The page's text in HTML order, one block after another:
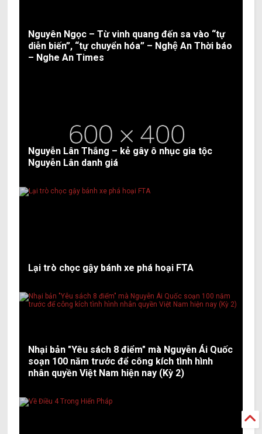
Nguyên Ngọc – Từ vinh quang đến sa vào “tự
diễn biến”, “tự chuyển hóa” – Nghệ An Thời báo
– Nghe An Times
Nguyễn Lân Thắng – kẻ gây ô nhục gia tộc
Nguyễn Lân danh giá
Lại trò chọc gậy bánh xe phá hoại FTA
Nhại bản "Yêu sách 8 điểm" mà Nguyễn Ái Quốc
soạn 100 năm trước để công kích tình hình
nhân quyền Việt Nam hiện nay (Kỳ 2)